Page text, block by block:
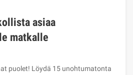
asiaa
matkalle
puolet! Löydä 15 unohtumatonta